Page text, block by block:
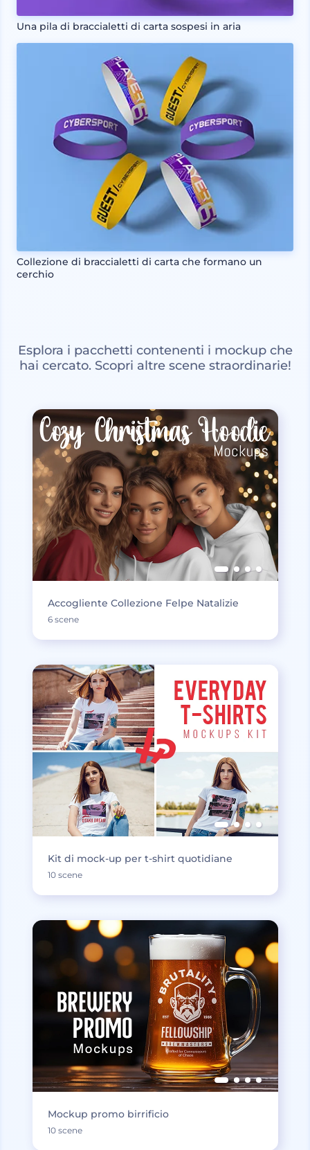
Una pila di braccialetti di carta sospesi in aria
Collezione di braccialetti di carta che formano un
cerchio
Esplora i pacchetti contenenti i mockup che
hai cercato. Scopri altre scene straordinarie!
Accogliente Collezione Felpe Natalizie
6 scene
Kit di mock-up per t-shirt quotidiane
10 scene
Mockup promo birrificio
10 scene